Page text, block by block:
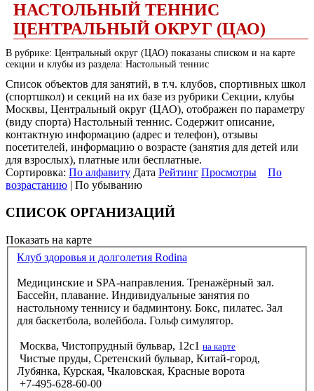
НАСТОЛЬНЫЙ ТЕННИС
ЦЕНТРАЛЬНЫЙ ОКРУГ (ЦАО)
В рубрике: Центральный округ (ЦАО) показаны списком и на карте
секции и клубы из раздела: Настольный теннис
Список объектов для занятий, в т.ч. клубов, спортивных школ
(спортшкол) и секций на их базе из рубрики Секции, клубы
Москвы, Центральный округ (ЦАО), отображен по параметру
(виду спорта) Настольный теннис. Содержит описание,
контактную информацию (адрес и телефон), отзывы
посетителей, информацию о возрасте (занятия для детей или
для взрослых), платные или бесплатные.
Сортировка: По алфавиту Дата Рейтинг Просмотры
По
возрастанию | По убыванию
СПИСОК ОРГАНИЗАЦИЙ
Показать на карте
Клуб здоровья и долголетия Rodina
Медицинские и SPA-направления. Тренажёрный зал.
Бассейн, плавание. Индивидуальные занятия по
настольному теннису и бадминтону. Бокс, пилатес. Зал
для баскетбола, волейбола. Гольф симулятор.
Москва, Чистопрудный бульвар, 12с1 на карте
Чистые пруды, Сретенский бульвар, Китай-город,
Лубянка, Курская, Чкаловская, Красные ворота
+7-495-628-60-00